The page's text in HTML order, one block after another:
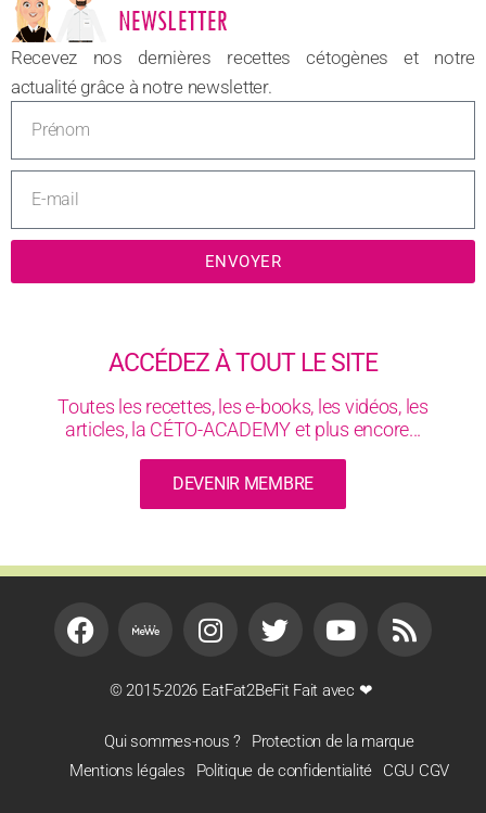
Recevez nos dernières recettes cétogènes et notre
actualité grâce à notre newsletter.
ENVOYER
ACCÉDEZ À TOUT LE SITE
Toutes les recettes, les e-books, les vidéos, les
articles, la CÉTO-ACADEMY et plus encore...
DEVENIR MEMBRE
© 2015-2026 EatFat2BeFit Fait avec ❤
Qui sommes-nous ?
Protection de la marque
Mentions légales
Politique de confidentialité CGU CGV